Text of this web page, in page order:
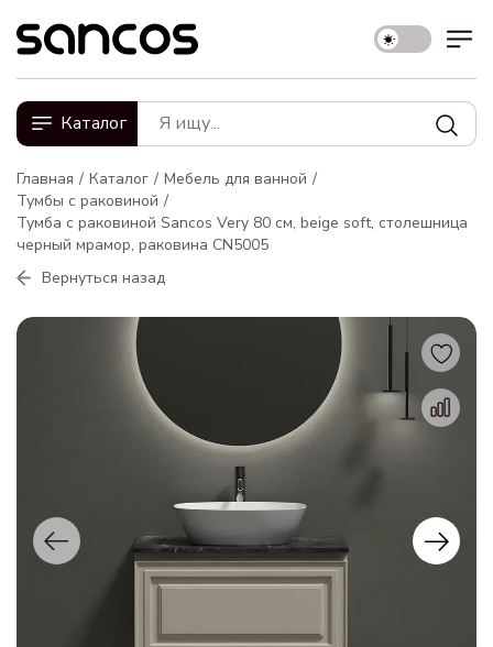
Каталог
Главная Каталог
Мебель для ванной
Тумбы с раковиной
Тумба с раковиной Sancos Very 80 см, beige soft, столешница
черный мрамор, раковина CN5005
Вернуться назад